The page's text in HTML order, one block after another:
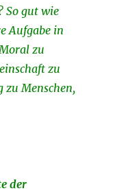
So gut wie
Aufgabe in
zu
zu
zu Menschen,
der